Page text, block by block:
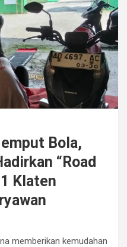
Bola,
“Road
Klaten
memberikan kemudahan